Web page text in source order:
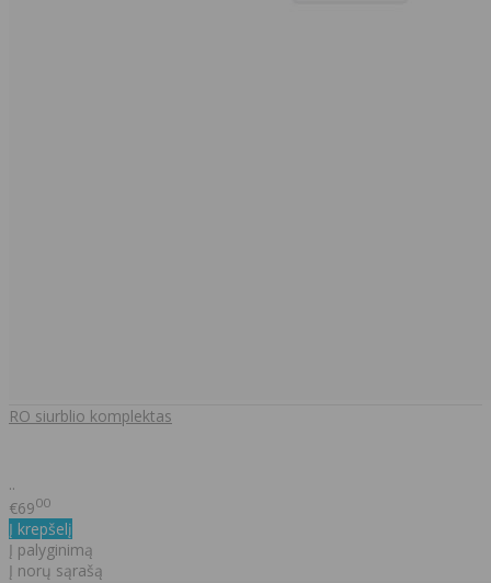
RO siurblio komplektas
..
€6900
Į krepšelį
Į palyginimą
Į norų sąrašą